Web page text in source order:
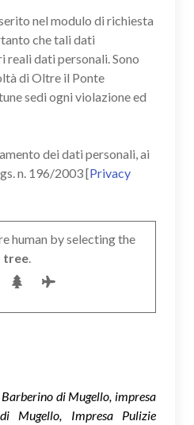
nel modulo di richiesta
che tali dati
dati personali. Sono
di Oltre il Ponte
sedi ogni violazione ed
dei dati personali, ai
n. 196/2003 [Privacy
human by selecting the
tree.
di Mugello, impresa
Mugello, Impresa Pulizie